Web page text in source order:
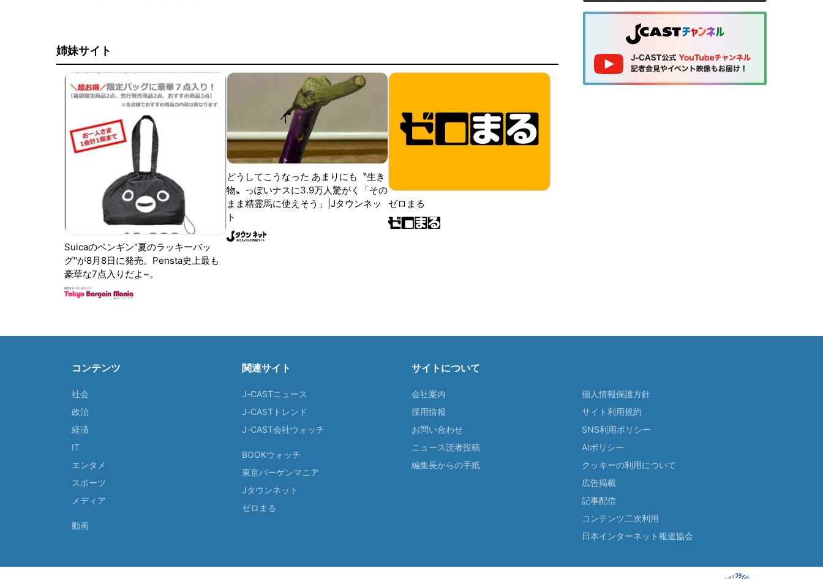
姉妹サイト
Suicaのペンギン"夏のラッキーバッ
グ"が8月8日に発売。Pensta史上最も
豪華な7点入りだよ~。
どうしてこうなった あまりにも〝生き
物〟っぽいナスに3.9万人驚がく「その
まま精霊馬に使えそう」|Jタウンネッ
ト
ゼロまる
コンテンツ
社会
政治
経済
IT
エンタメ
スポーツ
メディア
動画
関連サイト
J-CASTニュース
J-CASTトレンド
J-CAST会社ウォッチ
BOOKウォッチ
東京バーゲンマニア
Jタウンネット
ゼロまる
サイトについて
会社案内
採用情報
お問い合わせ
ニュース読者投稿
編集長からの手紙
個人情報保護方針
サイト利用規約
SNS利用ポリシー
AIポリシー
クッキーの利用について
広告掲載
記事配信
コンテンツ二次利用
日本インターネット報道協会